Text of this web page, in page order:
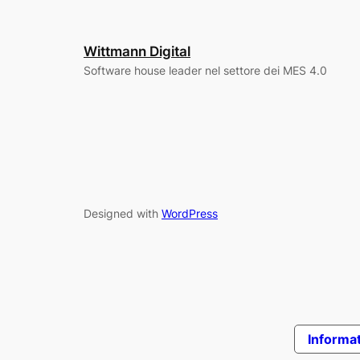
Wittmann Digital
Software house leader nel settore dei MES 4.0
Designed with WordPress